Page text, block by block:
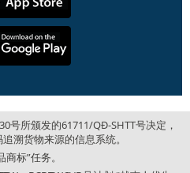
号所颁发的61711/QĐ-SHTT号决定，
溯货物来源的信息系统。
标”任务。